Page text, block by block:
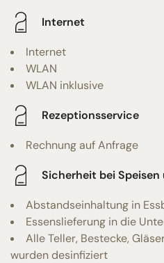
Internet
Internet
WLAN
WLAN inklusive
Rezeptionsservice
Rechnung auf Anfrage
Sicherheit bei Speisen
Abstandseinhaltung in
Essenslieferung in die
Alle Teller, Bestecke,
wurden desinfiziert